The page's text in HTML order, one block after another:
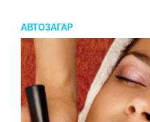
АВТОЗАГАР